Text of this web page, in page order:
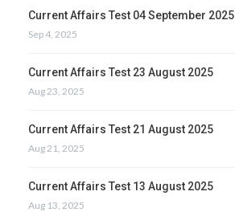
Current Affairs Test 04 September 2025
Sep 4, 2025
Current Affairs Test 23 August 2025
Aug 23, 2025
Current Affairs Test 21 August 2025
Aug 21, 2025
Current Affairs Test 13 August 2025
Aug 13, 2025